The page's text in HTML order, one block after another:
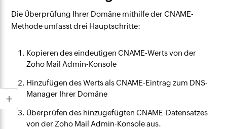
Die Überprüfung Ihrer Domäne mithilfe der CNAME-
Methode umfasst drei Hauptschritte:
Kopieren des eindeutigen CNAME-Werts von der
Zoho Mail Admin-Konsole
Hinzufügen des Werts als CNAME-Eintrag zum DNS-
Manager Ihrer Domäne
Überprüfen des hinzugefügten CNAME-Datensatzes
von der Zoho Mail Admin-Konsole aus.